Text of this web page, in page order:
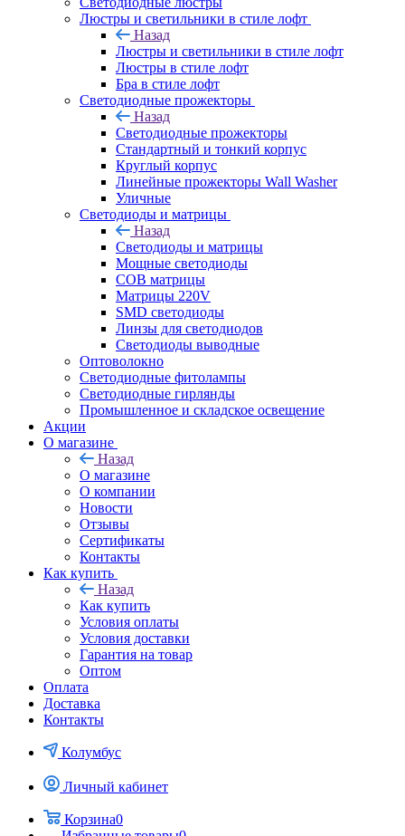
Люстры и светильники в стиле лофт
Назад
Люстры и светильники в стиле лофт
Люстры в стиле лофт
Бра в стиле лофт
Светодиодные прожекторы
Назад
Светодиодные прожекторы
Стандартный и тонкий корпус
Круглый корпус
Линейные прожекторы Wall Washer
Уличные
Светодиоды и матрицы
Назад
Светодиоды и матрицы
Мощные светодиоды
COB матрицы
Матрицы 220V
SMD светодиоды
Линзы для светодиодов
Светодиоды выводные
Оптоволокно
Светодиодные фитолампы
Светодиодные гирлянды
Промышленное и складское освещение
Акции
О магазине
Назад
О магазине
О компании
Новости
Отзывы
Сертификаты
Контакты
Как купить
Назад
Как купить
Условия оплаты
Условия доставки
Гарантия на товар
Оптом
Оплата
Доставка
Контакты
Колумбус
Личный кабинет
Корзина0